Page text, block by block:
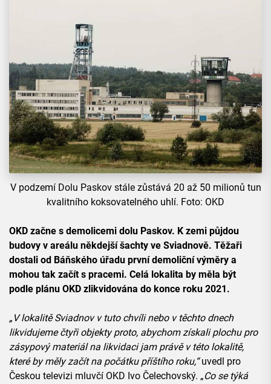
V podzemí Dolu Paskov stále zůstává 20 až 50 milionů tun
kvalitního koksovatelného uhlí. Foto: OKD
OKD začne s demolicemi dolu Paskov. K zemi půjdou
budovy v areálu někdejší šachty ve Sviadnově. Těžaři
dostali od Báňského úřadu první demoliční výměry a
mohou tak začít s pracemi. Celá lokalita by měla být
podle plánu OKD zlikvidována do konce roku 2021.
„V lokalitě Sviadnov v tuto chvíli nebo v těchto dnech
likvidujeme čtyři objekty proto, abychom získali plochu pro
zásypový materiál na likvidaci jam právě v této lokalitě,
které by měly začít na počátku příštího roku,“uvedl pro
Českou televizi mluvčí OKD Ivo Čelechovský. „Co se týká